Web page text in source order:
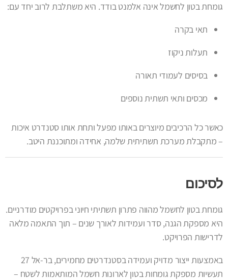
גומחת בטון לחשמל אינה אלמנט בודד. היא משתלבת לרוב יחד עם:
תאי בקרה
תעלות ניקוז
בסיסים לעמודי תאורה
מכסים ותאי תשתית נוספים
כאשר כל הרכיבים מיוצרים באותו מפעל ותחת אותו סטנדרט איכות
– מתקבלת מערכת תשתיתית שלמה, אחידה ומתוכננת היטב.
לסיכום
גומחת בטון לחשמל מהווה פתרון תשתיתי חיוני בפרויקטים מודרניים.
היא מספקת הגנה, סדר ועמידות לאורך שנים – תוך התאמה מלאה
לדרישות הפרויקט.
באמצעות ייצור מדויק ועמידה בסטנדרטים מחמירים, בר-אל 27
תעשיות מספקת גומחות בטון לארונות חשמל המותאמות לשטח –